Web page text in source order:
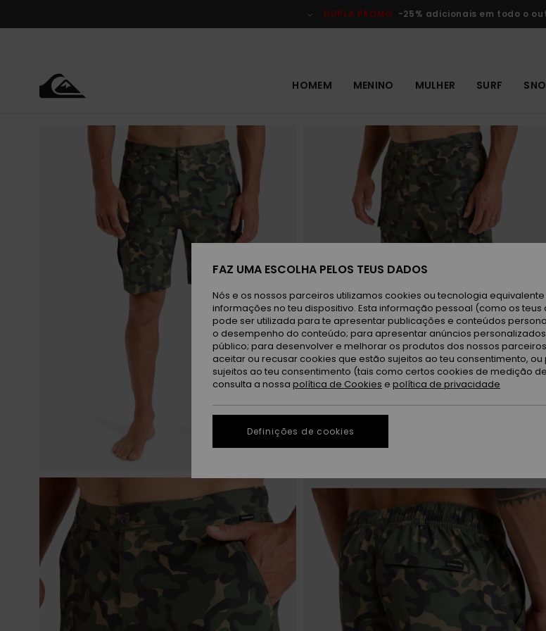
do
DUPLA PROMO -25% adicionais em todo o
HOMEM MENINO MULHER SURF
FAZ UMA ESCOLHA PELOS TEUS DADOS
Nós e os nossos parceiros utilizamos cookies ou tecnologia
informações no teu dispositivo. Esta informação pessoal (como os
pode ser utilizada para te apresentar publicações e conteúdos
o desempenho do conteúdo; para apresentar anúncios
público; para desenvolver e melhorar os produtos dos nossos
aceitar ou recusar cookies que estão sujeitos ao teu consentimento,
sujeitos ao teu consentimento (tais como certos cookies de medição
consulta a nossa política de Cookies e política de privacidade
Definições de cookies